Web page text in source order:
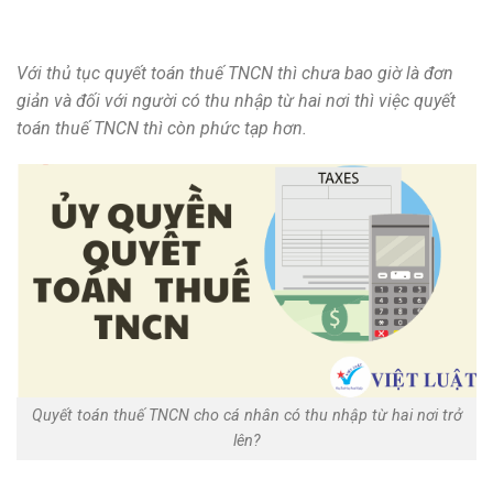
Với thủ tục quyết toán thuế TNCN thì chưa bao giờ là đơn
giản và đối với người có thu nhập từ hai nơi thì việc quyết
toán thuế TNCN thì còn phức tạp hơn.
Quyết toán thuế TNCN cho cá nhân có thu nhập từ hai nơi trở
lên?